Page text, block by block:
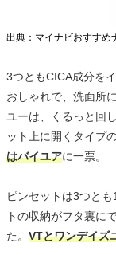
出典：マイナビおすすめ
3つともCICA成分を
おしゃれで、洗面所
ユーは、くるっと回
ット上に開くタイプ
はバイユアに一票。
ピンセットは3つと
トの収納がフタ裏に
た。 VTとワンデイズ